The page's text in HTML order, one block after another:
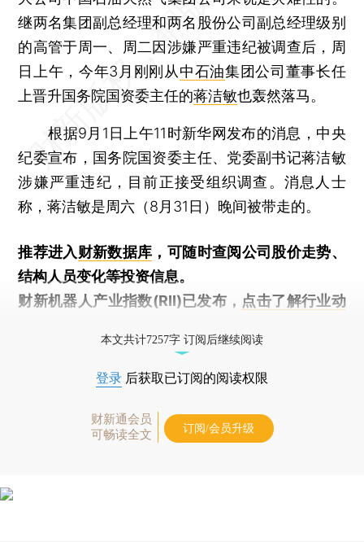
继两名集团副总经理和两名股份公司副总经理级别
的高管于周一、周二因涉嫌严重违纪被调查后，周
日上午，今年3月刚刚从中石油集团公司董事长任
上晋升国务院国资委主任的蒋洁敏也轰然落马。
根据9月1日上午11时新华网发布的消息，中央
纪委宣布，国务院国资委主任、党委副书记蒋洁敏
涉嫌严重违纪，目前正接受组织调查。消息人士
称，蒋洁敏是周六（8月31日）晚间被带走的。
推荐进入财新数据库 ，可随时查阅公司股价走势、
结构人员变化等投资信息。
财新机器人产业指数(RII)已发布， 点击了解行业动
本文共计7257字 订阅后继续阅读
登录 后获取已订阅的阅读权限
财新通会员
可畅读全文
订阅/会员升级